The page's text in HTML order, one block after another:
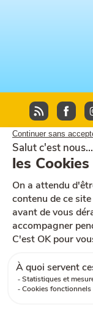
Plan du site
CGV
RGPD